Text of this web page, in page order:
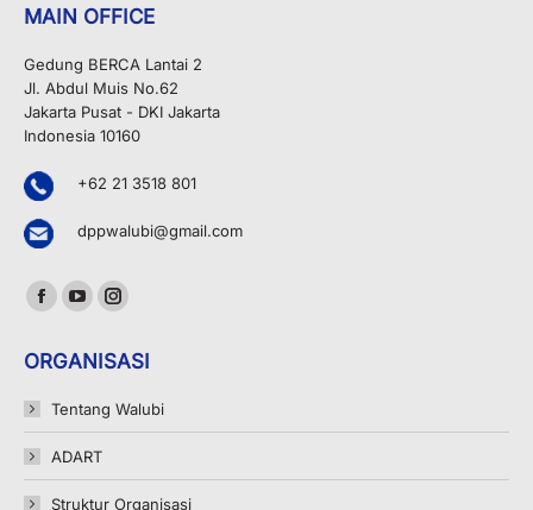
MAIN OFFICE
Gedung BERCA Lantai 2
Jl. Abdul Muis No.62
Jakarta Pusat - DKI Jakarta
Indonesia 10160
+62 21 3518 801
dppwalubi@gmail.com
Find us on:
Facebook
opens
in
new
window
YouTube
opens
in
new
window
Instagram
opens
in
new
ORGANISASI
Tentang Walubi
ADART
Struktur Organisasi